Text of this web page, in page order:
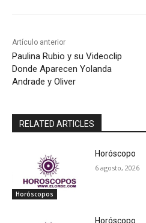
Artículo anterior
Paulina Rubio y su Videoclip
Donde Aparecen Yolanda
Andrade y Oliver
RELATED ARTICLES
Horóscopos
Horóscopo
6 agosto, 2026
Horóscopo